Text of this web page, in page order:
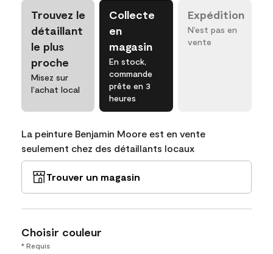
Trouvez le
détaillant
le plus
proche
Misez sur
l’achat local
Collecte
en
magasin
En stock,
commande
prête en 3
heures
Expédition
N’est pas en
vente
La peinture Benjamin Moore est en vente
seulement chez des détaillants locaux
Trouver un magasin
Choisir couleur
* Requis